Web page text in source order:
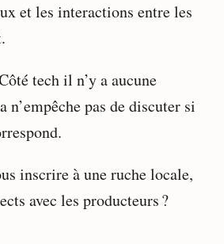
et les interactions entre les
tech il n’y a aucune
n’empêche pas de discuter si
inscrire à une ruche locale,
avec les producteurs ?